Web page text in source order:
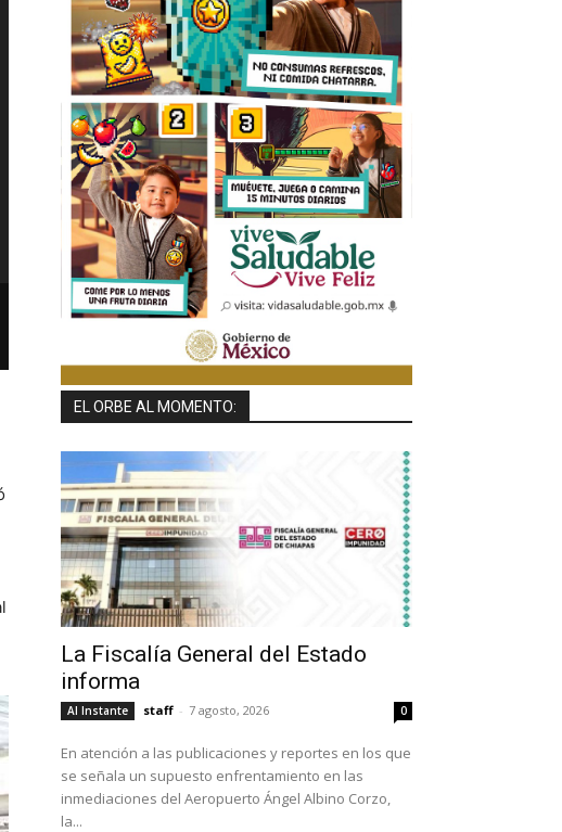
EL ORBE AL MOMENTO:
La Fiscalía General del Estado
informa
Al Instante staff - 7 agosto, 2026 0
En atención a las publicaciones y reportes en los que
se señala un supuesto enfrentamiento en las
inmediaciones del Aeropuerto Ángel Albino Corzo,
la...